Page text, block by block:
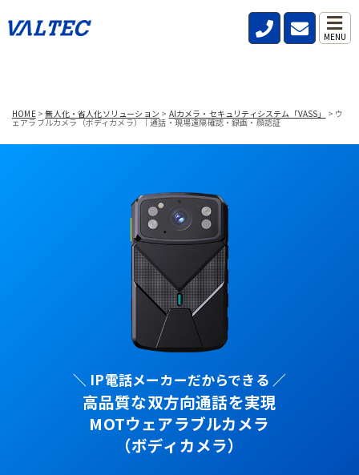
MENU
HOME>無人化・省人化ソリューション > AIカメラ・セキュリティシステム「VASS」 > ウ
ェアラブルカメラ（ボディカメラ）｜通話・現場遠隔確認・録画・顔認証
＼ IP電話メーカーだからできる ／
高品質な双方向通話を実現
MOTウェアラブルカメラ
（ボディカメラ）